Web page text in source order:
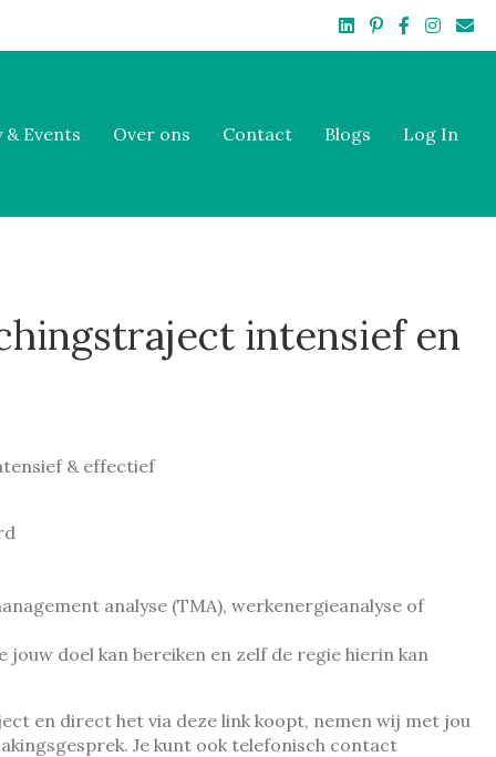
Linkedin
Pinterest
Facebook
Events Over ons Contact Blogs Log In
intensief en
& effectief
analyse (TMA), werkenergieanalyse of
jouw doel kan bereiken en zelf de regie hierin kan
en direct het via deze link koopt, nemen wij met jou
Je kunt ook telefonisch contact